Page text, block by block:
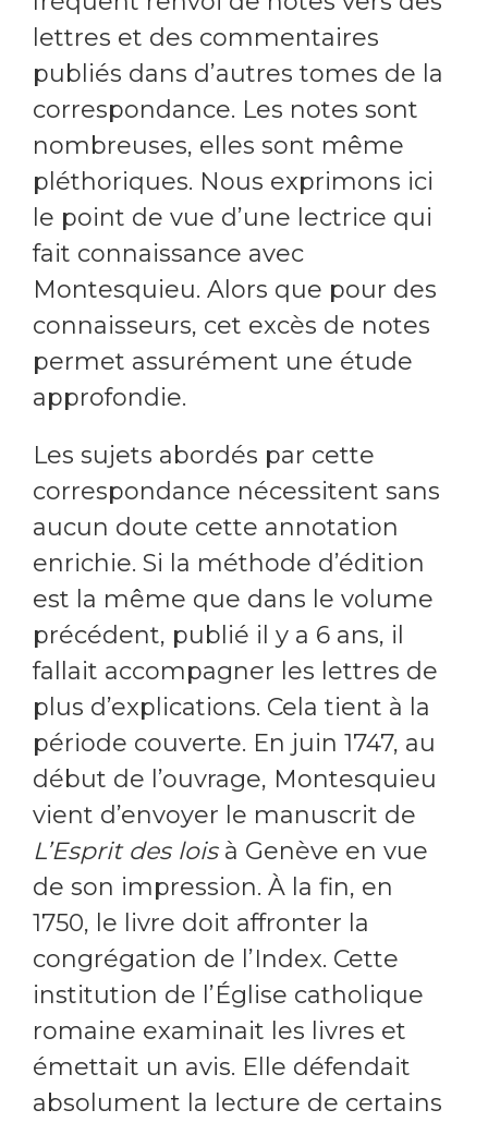
lettres et des commentaires
publiés dans d’autres tomes de la
correspondance. Les notes sont
nombreuses, elles sont même
pléthoriques. Nous exprimons ici
le point de vue d’une lectrice qui
fait connaissance avec
Montesquieu. Alors que pour des
connaisseurs, cet excès de notes
permet assurément une étude
approfondie.
Les sujets abordés par cette
correspondance nécessitent sans
aucun doute cette annotation
enrichie. Si la méthode d’édition
est la même que dans le volume
précédent, publié il y a 6 ans, il
fallait accompagner les lettres de
plus d’explications. Cela tient à la
période couverte. En juin 1747, au
début de l’ouvrage, Montesquieu
vient d’envoyer le manuscrit de
L’Esprit des loisà Genève en vue
de son impression. À la fin, en
1750, le livre doit affronter la
congrégation de l’Index. Cette
institution de l’Église catholique
romaine examinait les livres et
émettait un avis. Elle défendait
absolument la lecture de certains